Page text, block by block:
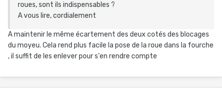
roues, sont ils indispensables ?
A vous lire, cordialement
A maintenir le même écartement des deux cotés des blocages
du moyeu. Cela rend plus facile la pose de la roue dans la fourche
, il suffit de les enlever pour s'en rendre compte